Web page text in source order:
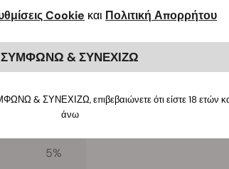
3%
5%
Cookie και Πολιτική Απορρήτου
ΣΥΜΦΩΝΩ & ΣΥΝΕΧΙΖΩ
& ΣΥΝΕΧΙΖΩ, επιβεβαιώνετε ότι είστε 18 ετών
άνω